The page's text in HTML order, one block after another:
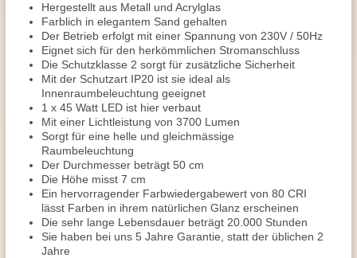
Hergestellt aus Metall und Acrylglas
Farblich in elegantem Sand gehalten
Der Betrieb erfolgt mit einer Spannung von 230V / 50Hz
Eignet sich für den herkömmlichen Stromanschluss
Die Schutzklasse 2 sorgt für zusätzliche Sicherheit
Mit der Schutzart IP20 ist sie ideal als
Innenraumbeleuchtung geeignet
1 x 45 Watt LED ist hier verbaut
Mit einer Lichtleistung von 3700 Lumen
Sorgt für eine helle und gleichmässige
Raumbeleuchtung
Der Durchmesser beträgt 50 cm
Die Höhe misst 7 cm
Ein hervorragender Farbwiedergabewert von 80 CRI
lässt Farben in ihrem natürlichen Glanz erscheinen
Die sehr lange Lebensdauer beträgt 20.000 Stunden
Sie haben bei uns 5 Jahre Garantie, statt der üblichen 2
Jahre